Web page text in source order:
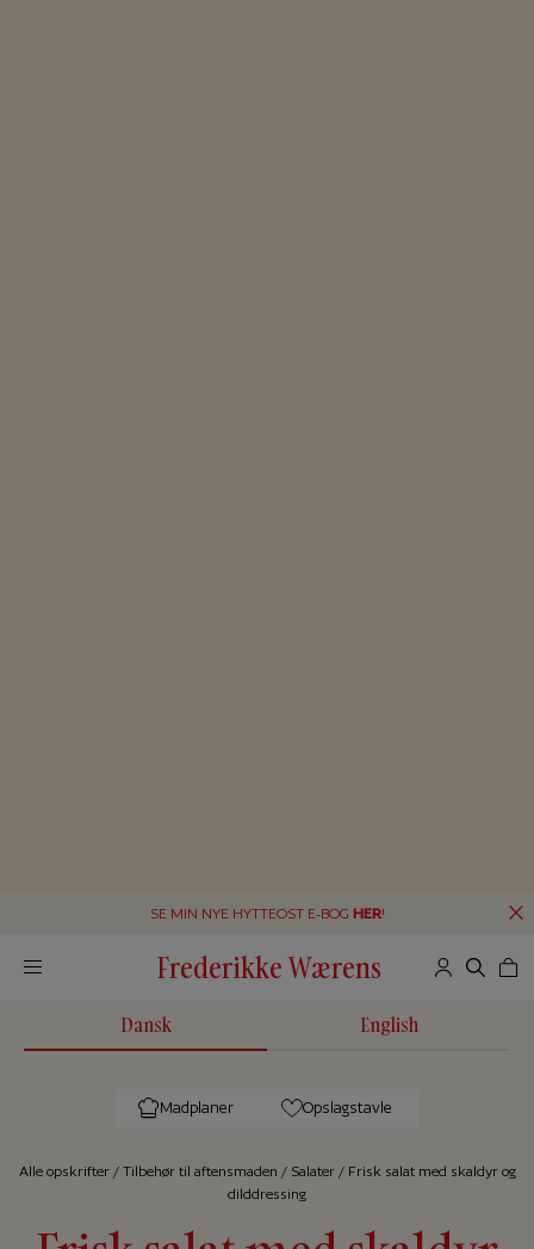
SE MIN NYE HYTTEOST E-BOG HER!
Frederikke Wærens
Dansk English
Madplaner Opslagstavle
Alle op­skrif­ter/ Tilbehør til aftensmaden / Salater/ Frisk salat med skaldyr og
dilddressing